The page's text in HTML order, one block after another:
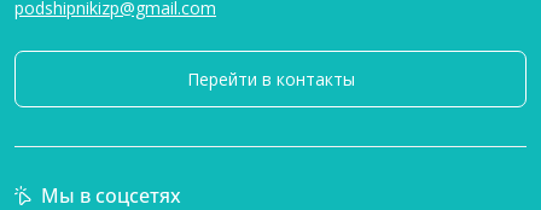
podshipnikizp@gmail.com
Перейти в контакты
Мы в соцсетях